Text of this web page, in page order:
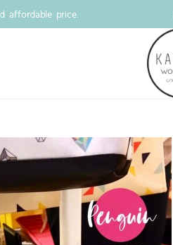
affordable price.